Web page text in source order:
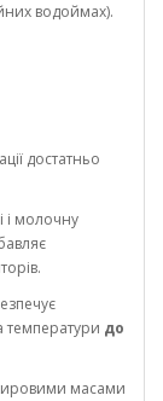
водоймах).
достатньо
і молочну
температури до
масами